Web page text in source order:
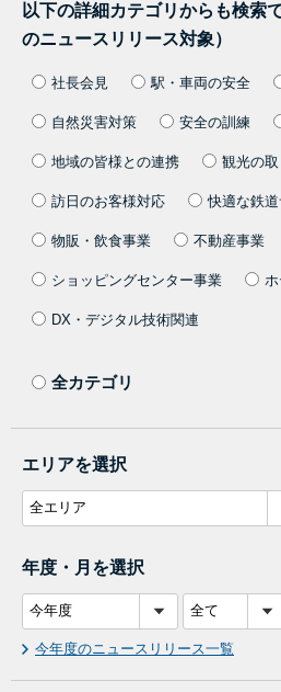
以下の詳細カテゴリからも検索
のニュースリリース対象）
社長会見 駅・車両の安全
自然災害対策 安全の訓練
地域の皆様との連携 観光の
訪日のお客様対応 快適な鉄
物販・飲食事業 不動産事業
ショッピングセンター事業
DX・デジタル技術関連
全カテゴリ
エリアを選択
年度・月を選択
今年度のニュースリリース一覧